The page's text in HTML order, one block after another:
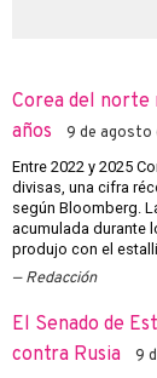
Corea del norte
años
9 de agosto
Entre 2022 y 2025
divisas, una cifra
según Bloomberg.
acumulada durante
produjo con el
Redacción
El Senado de
contra Rusia
9